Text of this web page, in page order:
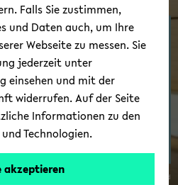
Fach­schaft & stu­den­ti­
sche Stu­di­en­be­ra­tung
© Uni­ver­si­tät Bie­le­feld
Falls Sie zustimmen,
und Daten auch, um Ihre
Webseite zu messen. Sie
jederzeit unter
einsehen und mit der
widerrufen. Auf der Seite
Informationen zu den
Technologien.
akzeptieren